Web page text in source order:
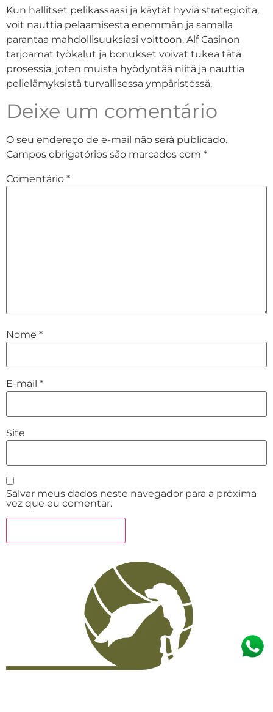
Kun hallitset pelikassaasi ja käytät hyviä strategioita,
voit nauttia pelaamisesta enemmän ja samalla
parantaa mahdollisuuksiasi voittoon. Alf Casinon
tarjoamat työkalut ja bonukset voivat tukea tätä
prosessia, joten muista hyödyntää niitä ja nauttia
pelielämyksistä turvallisessa ympäristössä.
Deixe um comentário
O seu endereço de e-mail não será publicado.
Campos obrigatórios são marcados com *
Comentário *
Nome *
E-mail *
Site
Salvar meus dados neste navegador para a próxima
vez que eu comentar.